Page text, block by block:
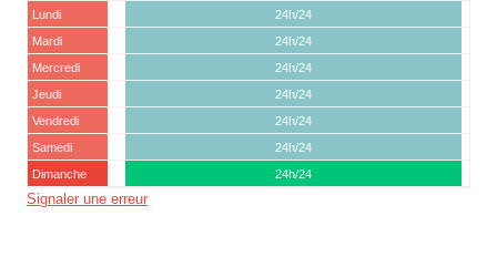
Lundi
24h/24
Mardi
24h/24
Mercredi
24h/24
Jeudi
24h/24
Vendredi
24h/24
Samedi
24h/24
Dimanche
24h/24
Signaler une erreur